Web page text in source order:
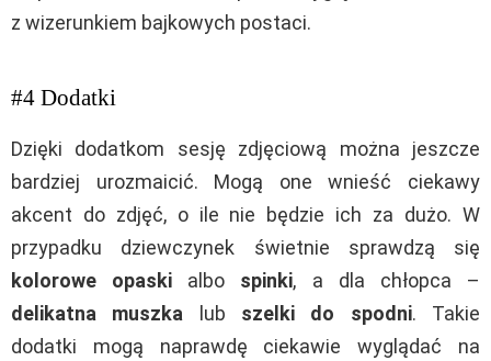
z wizerunkiem bajkowych postaci.
#4 Dodatki
Dzięki dodatkom sesję zdjęciową można jeszcze
bardziej urozmaicić. Mogą one wnieść ciekawy
akcent do zdjęć, o ile nie będzie ich za dużo. W
przypadku dziewczynek świetnie sprawdzą się
kolorowe opaski albo spinki, a dla chłopca –
delikatna muszka lub szelki do spodni. Takie
dodatki mogą naprawdę ciekawie wyglądać na